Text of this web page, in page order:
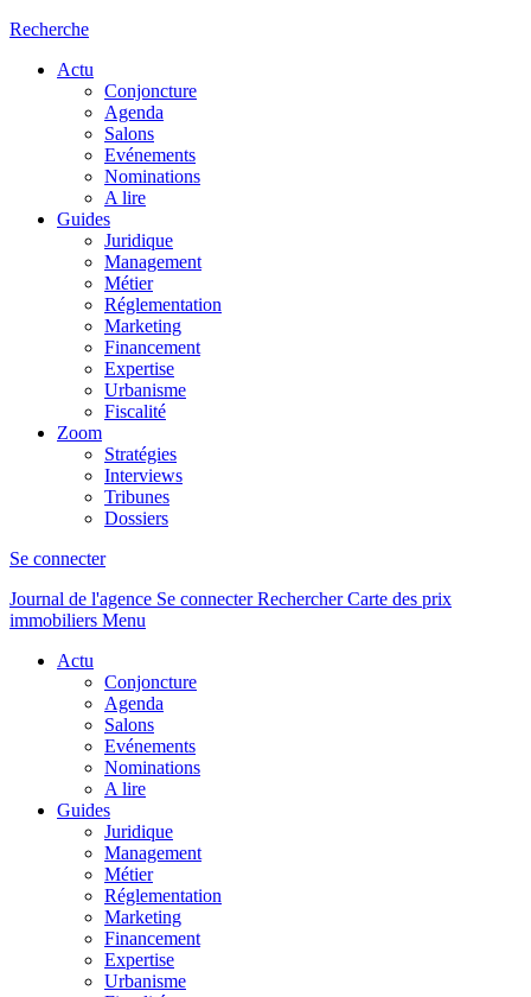
Recherche
Actu
Conjoncture
Agenda
Salons
Evénements
Nominations
A lire
Guides
Juridique
Management
Métier
Réglementation
Marketing
Financement
Expertise
Urbanisme
Fiscalité
Zoom
Stratégies
Interviews
Tribunes
Dossiers
Se connecter
Journal de l'agence Se connecterRechercher Carte des prix
immobiliers Menu
Actu
Conjoncture
Agenda
Salons
Evénements
Nominations
A lire
Guides
Juridique
Management
Métier
Réglementation
Marketing
Financement
Expertise
Urbanisme